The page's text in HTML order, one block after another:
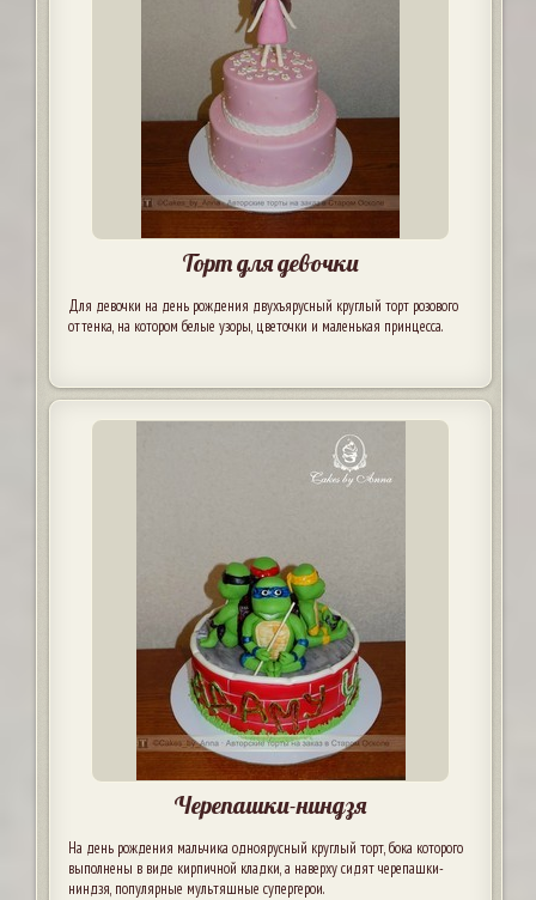
Торт для девочки
Для девочки на день рождения двухъярусный круглый торт розового
оттенка, на котором белые узоры, цветочки и маленькая принцесса.
Черепашки-ниндзя
На день рождения мальчика одноярусный круглый торт, бока которого
выполнены в виде кирпичной кладки, а наверху сидят черепашки-
ниндзя, популярные мультяшные супергерои.